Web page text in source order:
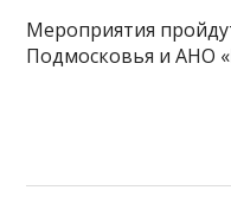
Мероприятия
Подмосковья и АНО